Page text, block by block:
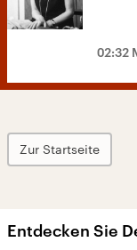
02:32
Zur Startseite
Entdecken Sie